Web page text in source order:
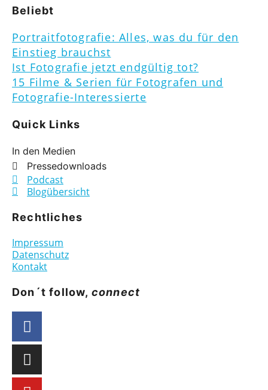
Beliebt
Portraitfotografie: Alles, was du für den
Einstieg brauchst
Ist Fotografie jetzt endgültig tot?
15 Filme & Serien für Fotografen und
Fotografie-Interessierte
Quick Links
In den Medien
Pressedownloads
Podcast
Blogübersicht
Rechtliches
Impressum
Datenschutz
Kontakt
Don´t follow, connect